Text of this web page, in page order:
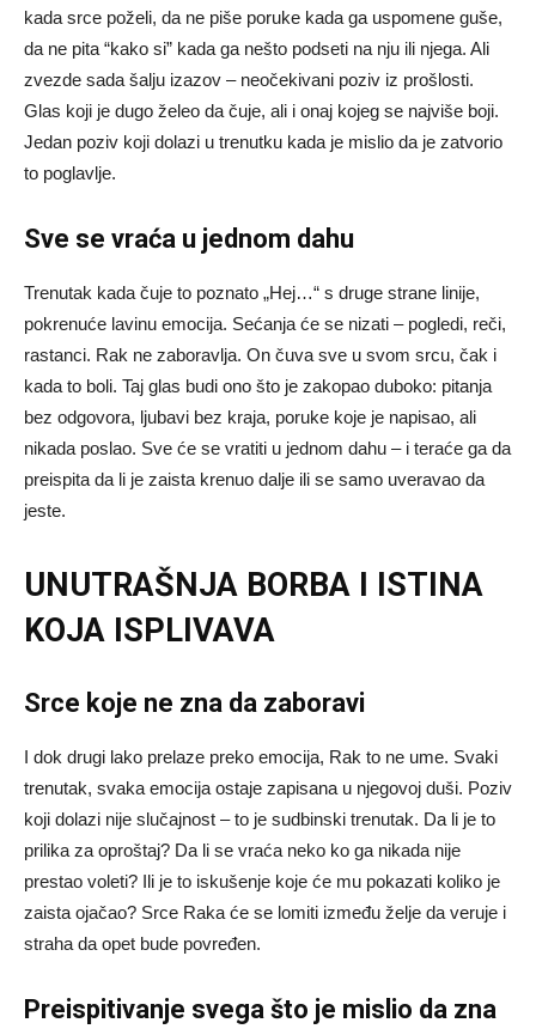
kada srce poželi, da ne piše poruke kada ga uspomene guše,
da ne pita “kako si” kada ga nešto podseti na nju ili njega. Ali
zvezde sada šalju izazov – neočekivani poziv iz prošlosti.
Glas koji je dugo želeo da čuje, ali i onaj kojeg se najviše boji.
Jedan poziv koji dolazi u trenutku kada je mislio da je zatvorio
to poglavlje.
Sve se vraća u jednom dahu
Trenutak kada čuje to poznato „Hej…“ s druge strane linije,
pokrenuće lavinu emocija. Sećanja će se nizati – pogledi, reči,
rastanci. Rak ne zaboravlja. On čuva sve u svom srcu, čak i
kada to boli. Taj glas budi ono što je zakopao duboko: pitanja
bez odgovora, ljubavi bez kraja, poruke koje je napisao, ali
nikada poslao. Sve će se vratiti u jednom dahu – i teraće ga da
preispita da li je zaista krenuo dalje ili se samo uveravao da
jeste.
UNUTRAŠNJA BORBA I ISTINA
KOJA ISPLIVAVA
Srce koje ne zna da zaboravi
I dok drugi lako prelaze preko emocija, Rak to ne ume. Svaki
trenutak, svaka emocija ostaje zapisana u njegovoj duši. Poziv
koji dolazi nije slučajnost – to je sudbinski trenutak. Da li je to
prilika za oproštaj? Da li se vraća neko ko ga nikada nije
prestao voleti? Ili je to iskušenje koje će mu pokazati koliko je
zaista ojačao? Srce Raka će se lomiti između želje da veruje i
straha da opet bude povređen.
Preispitivanje svega što je mislio da zna